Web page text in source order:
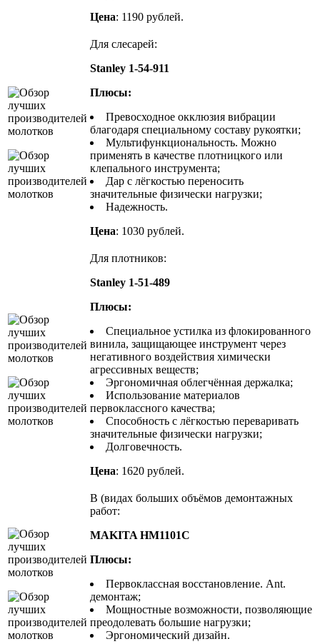
Цена: 1190 рублей.
Для слесарей:
Stanley 1-54-911
Плюсы:
Превосходное окклюзия вибрации
благодаря специальному составу рукоятки;
Мультифункциональность. Можно
применять в качестве плотницкого или
клепального инструмента;
Дар с лёгкостью переносить
значительные физически нагрузки;
Надежность.
Цена: 1030 рублей.
Для плотников:
Stanley 1-51-489
Плюсы:
Специальное устилка из флокированного
винила, защищающее инструмент через
негативного воздействия химически
агрессивных веществ;
Эргономичная облегчённая держалка;
Использование материалов
первоклассного качества;
Способность с лёгкостью переваривать
значительные физически нагрузки;
Долговечность.
Цена: 1620 рублей.
В (видах больших объёмов демонтажных
работ:
MAKITA HM1101C
Плюсы:
Первоклассная восстановление. Ant.
демонтаж;
Мощностные возможности, позволяющие
преодолевать большие нагрузки;
Эргономический дизайн.